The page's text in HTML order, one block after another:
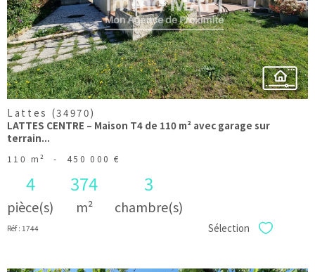
Lattes (34970)
LATTES CENTRE – Maison T4 de 110 m² avec garage sur
terrain...
110 m² - 450 000 €
4
pièce(s)
374
m²
3
chambre(s)
Réf : 1744 Sélection Sélectionner